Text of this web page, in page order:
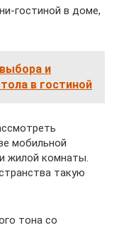
гостиной в доме,
и
в гостиной
мобильной
жилой комнаты.
такую
тона со